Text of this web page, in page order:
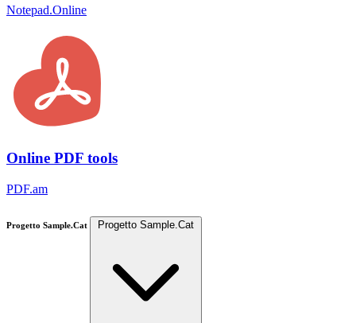
Notepad.Online
Online PDF tools
PDF.am
Progetto Sample.Cat Progetto Sample.Cat